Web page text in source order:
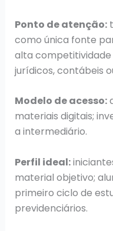
Ponto de atenção:
como única fonte
alta
jurídicos, contábeis
Modelo de acesso:
materiais digitais;
a intermediário.
Perfil ideal:
material objetivo;
primeiro ciclo de
previdenciários.